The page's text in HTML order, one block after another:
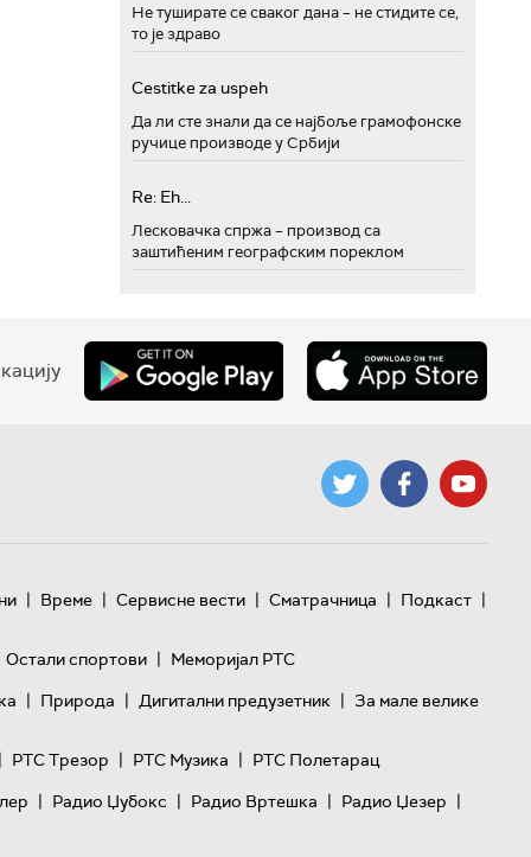
Не туширате се сваког дана – не стидите се,
то је здраво
Cestitke za uspeh
Да ли сте знали да се најбоље грамофонске
ручице производе у Србији
Re: Eh...
Лесковачка спржа – производ са
заштићеним географским пореклом
| Време | Сервисне вести | Сматрачница | Подкаст |
Остали спортови | Меморијал РТС
| Природа | Дигитални предузетник | За мале велике
| РТС Трезор | РТС Музика | РТС Полетарац
| Радио Џубокс | Радио Вртешка | Радио Џезер |